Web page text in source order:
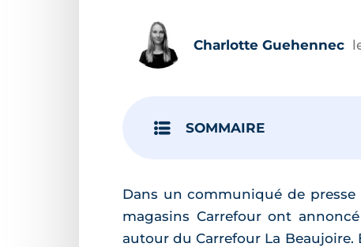
Charlotte Guehennec
SOMMAIRE
Dans un communiqué de
magasins Carrefour ont
autour du Carrefour La